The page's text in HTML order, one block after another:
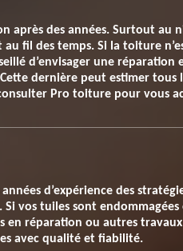
après des années. Surtout
fil des temps. Si la toiture
d’envisager une
dernière peut estimer tous
Pro toiture pour vous
d’expérience des
vos tuiles sont endommagées
réparation ou autres
avec qualité et fiabilité.